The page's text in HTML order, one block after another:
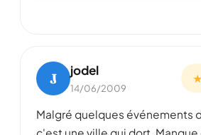
J jodel
14/06/2009
★
Malgré quelques événements